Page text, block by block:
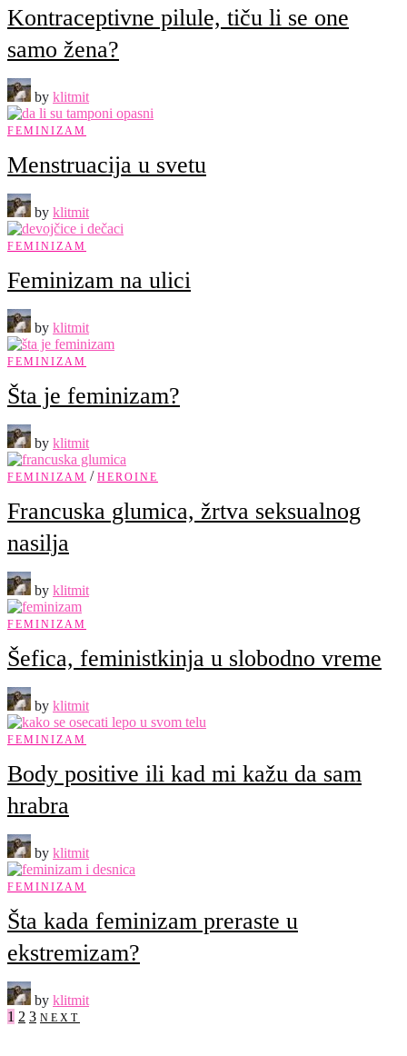
Kontraceptivne pilule, tiču li se one
samo žena?
by klitmit
FEMINIZAM
Menstruacija u svetu
by klitmit
FEMINIZAM
Feminizam na ulici
by klitmit
FEMINIZAM
Šta je feminizam?
by klitmit
FEMINIZAM / HEROINE
Francuska glumica, žrtva seksualnog
nasilja
by klitmit
FEMINIZAM
Šefica, feministkinja u slobodno vreme
by klitmit
FEMINIZAM
Body positive ili kad mi kažu da sam
hrabra
by klitmit
FEMINIZAM
Šta kada feminizam preraste u
ekstremizam?
by klitmit
1 2 3 NEXT